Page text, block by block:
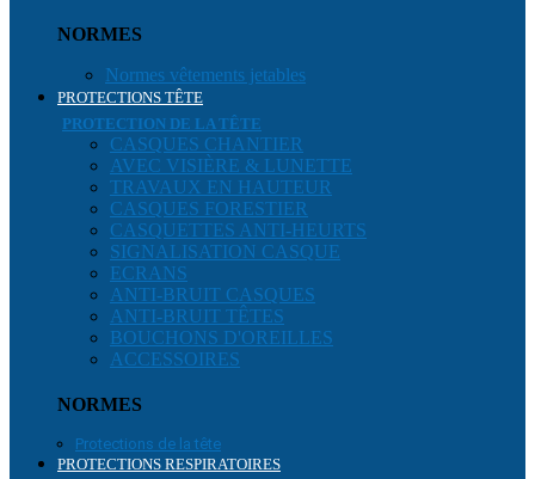
NORMES
Normes vêtements jetables
PROTECTIONS TÊTE
PROTECTION DE LA TÊTE
CASQUES CHANTIER
AVEC VISIÈRE & LUNETTE
TRAVAUX EN HAUTEUR
CASQUES FORESTIER
CASQUETTES ANTI-HEURTS
SIGNALISATION CASQUE
ECRANS
ANTI-BRUIT CASQUES
ANTI-BRUIT TÊTES
BOUCHONS D'OREILLES
ACCESSOIRES
NORMES
Protections de la tête
PROTECTIONS RESPIRATOIRES